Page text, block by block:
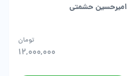
امیرحسین حشمتی
12,000,000
تومان